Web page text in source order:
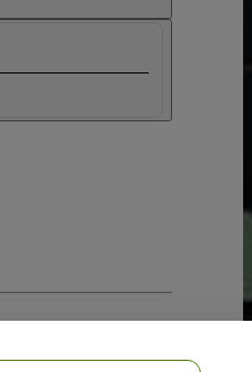
Mobilanwendungen